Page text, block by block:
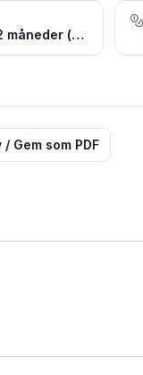
Regnskabsår på 12 måneder (ofte kalenderåret, 1. januar – 31. december)
/ Gem som PDF